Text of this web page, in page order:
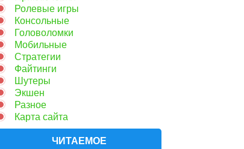
Ролевые игры
Консольные
Головоломки
Мобильные
Стратегии
Файтинги
Шутеры
Экшен
Разное
Карта сайта
ЧИТАЕМОЕ